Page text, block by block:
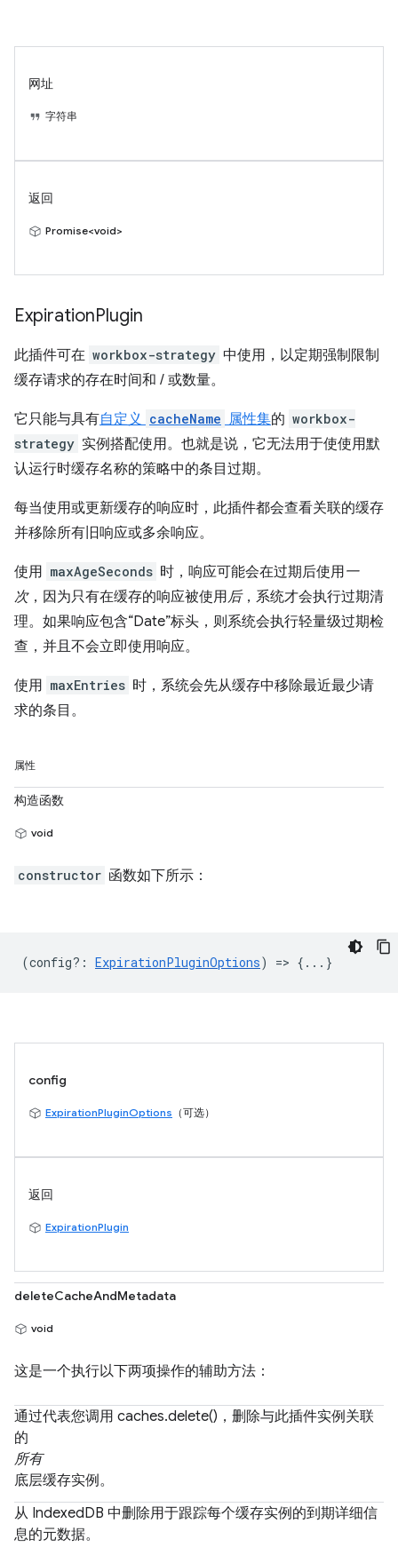
网址
字符串
返回
Promise<void>
ExpirationPlugin
此插件可在 workbox-strategy 中使用，以定期强制限制
缓存请求的存在时间和 / 或数量。
它只能与具有自定义 cacheName 属性集的 workbox-
strategy 实例搭配使用。也就是说，它无法用于使使用默
认运行时缓存名称的策略中的条目过期。
每当使用或更新缓存的响应时，此插件都会查看关联的缓存
并移除所有旧响应或多余响应。
使用 maxAgeSeconds 时，响应可能会在过期后使用一
次，因为只有在缓存的响应被使用后，系统才会执行过期清
理。如果响应包含“Date”标头，则系统会执行轻量级过期检
查，并且不会立即使用响应。
使用 maxEntries 时，系统会先从缓存中移除最近最少请
求的条目。
属性
构造函数
void
constructor 函数如下所示：
(config? : ExpirationPluginOptions) => {...}
config
ExpirationPluginOptions （可选）
返回
ExpirationPlugin
deleteCacheAndMetadata
void
这是一个执行以下两项操作的辅助方法：
通过代表您调用 caches.delete()，删除与此插件实例关联
的
所有
底层缓存实例。
从 IndexedDB 中删除用于跟踪每个缓存实例的到期详细信
息的元数据。